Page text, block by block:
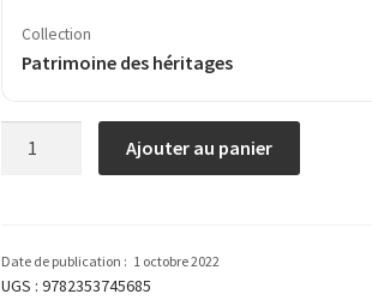
Collection
Patrimoine des héritages
des
droites
Ajouter au panier
Date de publication : 1 octobre 2022
UGS : 9782353745685